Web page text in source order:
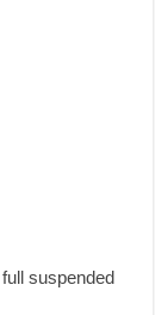
suspended